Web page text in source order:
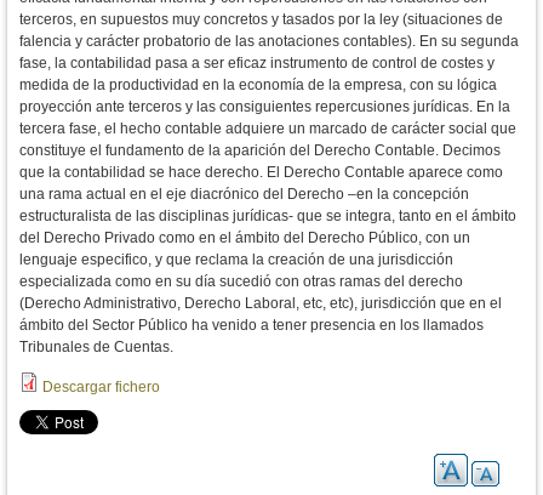
terceros, en supuestos muy concretos y tasados por la ley (situaciones de
falencia y carácter probatorio de las anotaciones contables). En su segunda
fase, la contabilidad pasa a ser eficaz instrumento de control de costes y
medida de la productividad en la economía de la empresa, con su lógica
proyección ante terceros y las consiguientes repercusiones jurídicas. En la
tercera fase, el hecho contable adquiere un marcado de carácter social que
constituye el fundamento de la aparición del Derecho Contable. Decimos
que la contabilidad se hace derecho. El Derecho Contable aparece como
una rama actual en el eje diacrónico del Derecho –en la concepción
estructuralista de las disciplinas jurídicas- que se integra, tanto en el ámbito
del Derecho Privado como en el ámbito del Derecho Público, con un
lenguaje especifico, y que reclama la creación de una jurisdicción
especializada como en su día sucedió con otras ramas del derecho
(Derecho Administrativo, Derecho Laboral, etc, etc), jurisdicción que en el
ámbito del Sector Público ha venido a tener presencia en los llamados
Tribunales de Cuentas.
Descargar fichero